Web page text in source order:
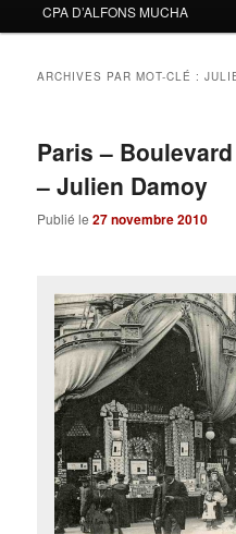
CPA D’ALFONS MUCHA
ARCHIVES PAR MOT-CLÉ :
Paris –
– Julien Damoy
Publié le27 novembre 2010